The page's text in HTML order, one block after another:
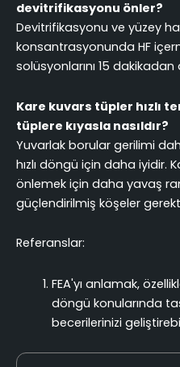
devitrifikasyonu önler?
Devitrifikasyonu ve yüzey
konsantrasyonunda HF
solüsyonlarını 15 dakikadan
Kare kuvars tüpler hızlı
tüplere kıyasla nasıldır?
Yuvarlak borular gerilimi
hızlı döngü için daha iyidir.
önlemek için daha yavaş
güçlendirilmiş köşeler
Referanslar:
FEA'yı anlamak,
döngü konularında
becerilerinizi